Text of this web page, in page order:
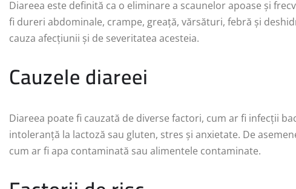
Diareea este definită ca o eliminare a scaunelor apoase și
fi dureri abdominale, crampe, greață, vărsături, febră și
cauza afecțiunii și de severitatea acesteia.
Cauzele diareei
Diareea poate fi cauzată de diverse factori, cum ar fi infecții
intoleranță la lactoză sau gluten, stres și anxietate. De
cum ar fi apa contaminată sau alimentele contaminate.